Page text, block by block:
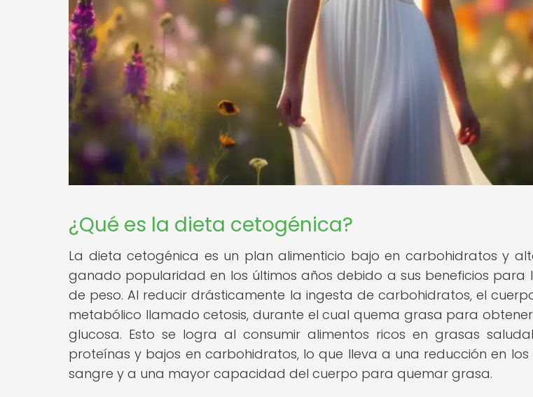
¿Qué es la dieta cetogénica?
La dieta cetogénica es un plan alimenticio bajo en carbohidratos y
ganado popularidad en los últimos años debido a sus beneficios para
de peso. Al reducir drásticamente la ingesta de carbohidratos, el
metabólico llamado cetosis, durante el cual quema grasa para
glucosa. Esto se logra al consumir alimentos ricos en grasas
proteínas y bajos en carbohidratos, lo que lleva a una reducción en los
sangre y a una mayor capacidad del cuerpo para quemar grasa.